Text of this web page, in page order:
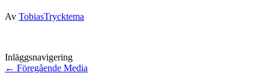
Av TobiasTrycktema
Inläggsnavigering
← Föregående Media